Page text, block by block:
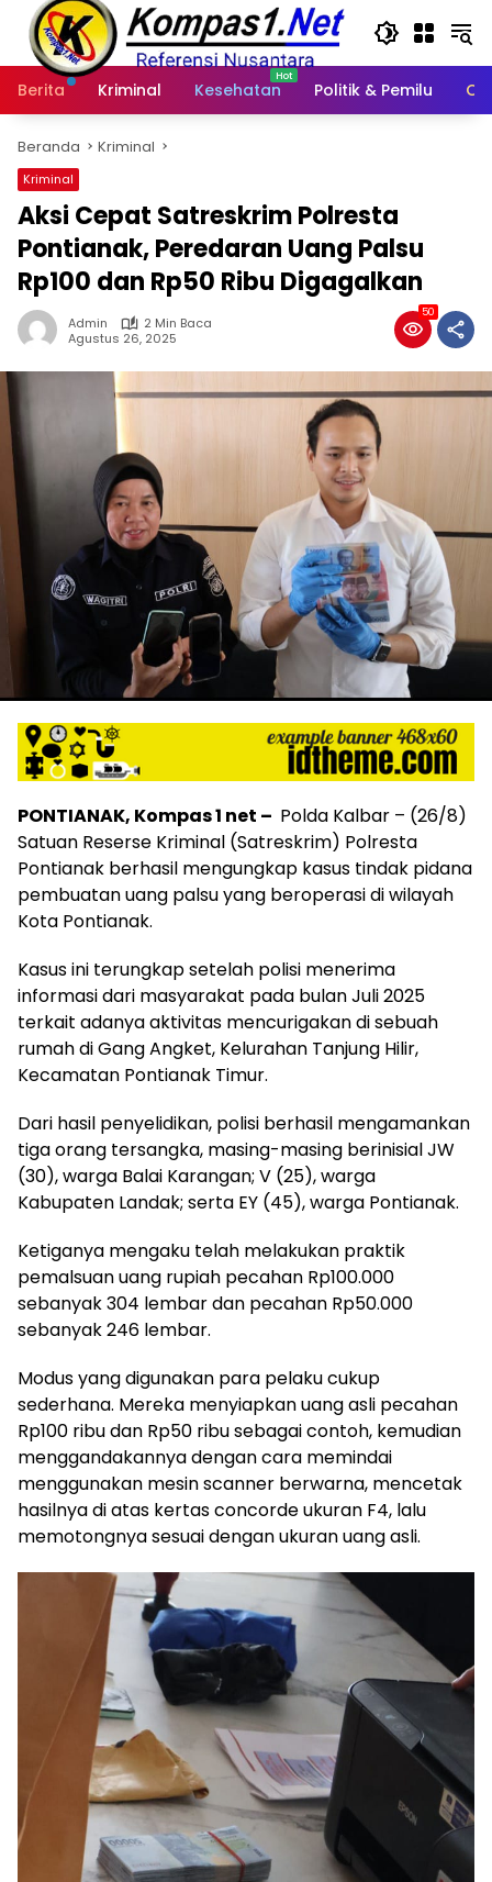
Langsung
konten
Berita
Kriminal Kesehatan Politik & Pemilu
Beranda Kriminal
Kriminal
Aksi Cepat Satreskrim Polresta
Pontianak, Peredaran Uang Palsu
Rp100 dan Rp50 Ribu Digagalkan
Admin
2 Min Baca
Agustus 26, 2025
50
PONTIANAK, Kompas 1 net – Polda Kalbar – (26/8)
Satuan Reserse Kriminal (Satreskrim) Polresta
Pontianak berhasil mengungkap kasus tindak pidana
pembuatan uang palsu yang beroperasi di wilayah
Kota Pontianak.
Kasus ini terungkap setelah polisi menerima
informasi dari masyarakat pada bulan Juli 2025
terkait adanya aktivitas mencurigakan di sebuah
rumah di Gang Angket, Kelurahan Tanjung Hilir,
Kecamatan Pontianak Timur.
Dari hasil penyelidikan, polisi berhasil mengamankan
tiga orang tersangka, masing-masing berinisial JW
(30), warga Balai Karangan; V (25), warga
Kabupaten Landak; serta EY (45), warga Pontianak.
Ketiganya mengaku telah melakukan praktik
pemalsuan uang rupiah pecahan Rp100.000
sebanyak 304 lembar dan pecahan Rp50.000
sebanyak 246 lembar.
Modus yang digunakan para pelaku cukup
sederhana. Mereka menyiapkan uang asli pecahan
Rp100 ribu dan Rp50 ribu sebagai contoh, kemudian
menggandakannya dengan cara memindai
menggunakan mesin scanner berwarna, mencetak
hasilnya di atas kertas concorde ukuran F4, lalu
memotongnya sesuai dengan ukuran uang asli.